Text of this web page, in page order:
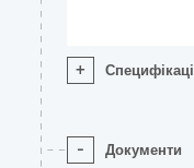
+
- Документи